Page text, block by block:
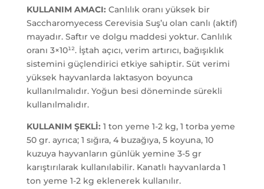
KULLANIM AMACI: Canlılık oranı yüksek bir
Saccharomyecess Cerevisia Suş’u olan canlı (aktif)
mayadır. Saftır ve dolgu maddesi yoktur. Canlılık
oranı 3×10¹². İştah açıcı, verim artırıcı, bağışıklık
sistemini güçlendirici etkiye sahiptir. Süt verimi
yüksek hayvanlarda laktasyon boyunca
kullanılmalıdır. Yoğun besi döneminde sürekli
kullanılmalıdır.
KULLANIM ŞEKLİ: 1 ton yeme 1-2 kg, 1 torba yeme
50 gr. ayrıca; 1 sığıra, 4 buzağıya, 5 koyuna, 10
kuzuya hayvanların günlük yemine 3-5 gr
karıştırılarak kullanılabilir. Kanatlı hayvanlarda 1
ton yeme 1-2 kg eklenerek kullanılır.